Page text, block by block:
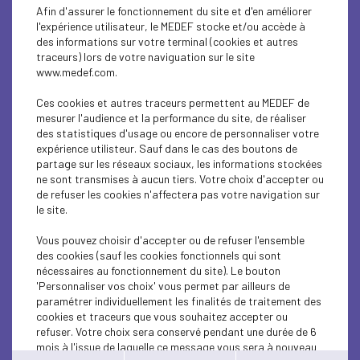
SOCIAL
ECONOMY
ECONOMY
ECONOMY
ECONOMY
ECONOMY
ECONOMY
ECONOMY
ECONOMY
ECONOMY
ECONOMY
Afin d'assurer le fonctionnement du site et d'en améliorer
l'expérience utilisateur, le MEDEF stocke et/ou accède à
des informations sur votre terminal (cookies et autres
traceurs) lors de votre naviguation sur le site
www.medef.com.
Ces cookies et autres traceurs permettent au MEDEF de
mesurer l'audience et la performance du site, de réaliser
des statistiques d'usage ou encore de personnaliser votre
expérience utilisteur. Sauf dans le cas des boutons de
partage sur les réseaux sociaux, les informations stockées
ne sont transmises à aucun tiers. Votre choix d'accepter ou
de refuser les cookies n'affectera pas votre navigation sur
le site.
Vous pouvez choisir d'accepter ou de refuser l'ensemble
des cookies (sauf les cookies fonctionnels qui sont
nécessaires au fonctionnement du site). Le bouton
'Personnaliser vos choix' vous permet par ailleurs de
paramétrer individuellement les finalités de traitement des
cookies et traceurs que vous souhaitez accepter ou
refuser. Votre choix sera conservé pendant une durée de 6
mois à l'issue de laquelle ce message vous sera à nouveau